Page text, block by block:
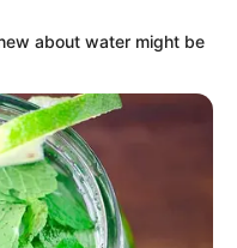
about water might be